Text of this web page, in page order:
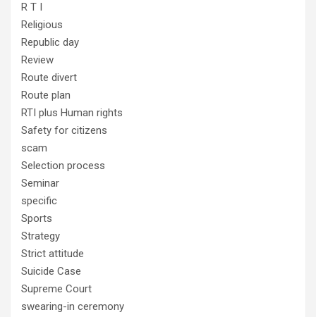
R T I
Religious
Republic day
Review
Route divert
Route plan
RTI plus Human rights
Safety for citizens
scam
Selection process
Seminar
specific
Sports
Strategy
Strict attitude
Suicide Case
Supreme Court
swearing-in ceremony